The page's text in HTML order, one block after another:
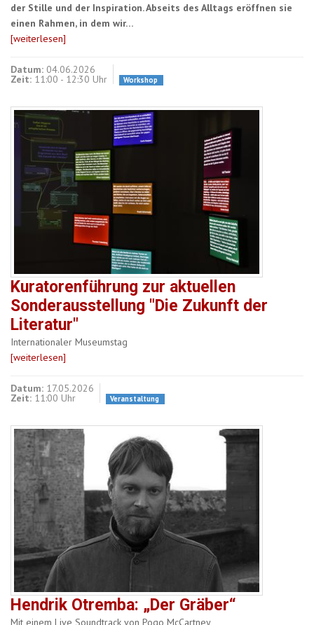
der Stille und der Inspiration. Abseits des Alltags eröffnen sie
einen Rahmen, in dem wir…
[weiterlesen]
Datum: 04.06.2026
Zeit: 11:00 - 12:30 Uhr Workshop
Kuratorenführung zur aktuellen
Sonderausstellung "Die Zukunft der
Literatur"
Internationaler Museumstag
[weiterlesen]
Datum: 17.05.2026
Zeit: 11:00 Uhr Veranstaltung
Hendrik Otremba: „Der Gräber“
Mit einem Live Soundtrack von Pogo McCartney